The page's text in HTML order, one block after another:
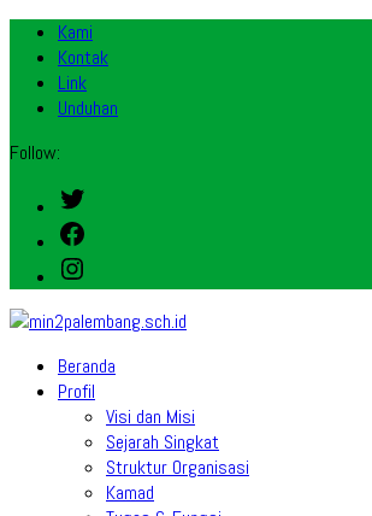
Kami
Kontak
Link
Unduhan
Follow:
Twitter
Facebook
Instagram
Beranda
Profil
Visi dan Misi
Sejarah Singkat
Struktur Organisasi
Kamad